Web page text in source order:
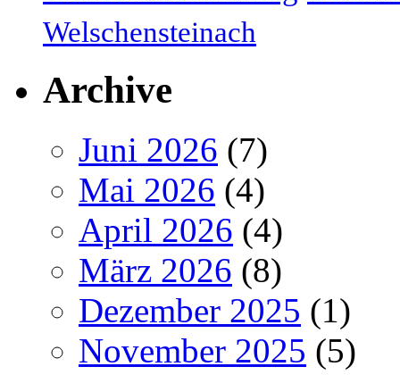
Welschensteinach
Archive
Juni 2026 (7)
Mai 2026 (4)
April 2026 (4)
März 2026 (8)
Dezember 2025 (1)
November 2025 (5)